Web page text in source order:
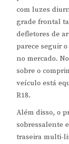
com luzes
grade frontal
defletores de
parece seguir
no mercado.
sobre o
veículo está
R18.
Além disso, o
sobressalente
traseira multi-